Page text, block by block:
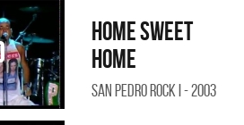
Home sweet
home
San Pedro Rock I - 2003